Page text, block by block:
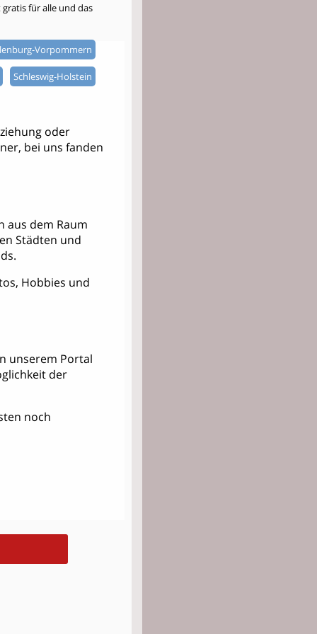
für alle und das
Vorpommern
Schleswig-Holstein
oder
bei uns fanden
aus dem Raum
Städten und
Hobbies und
unserem Portal
der
noch